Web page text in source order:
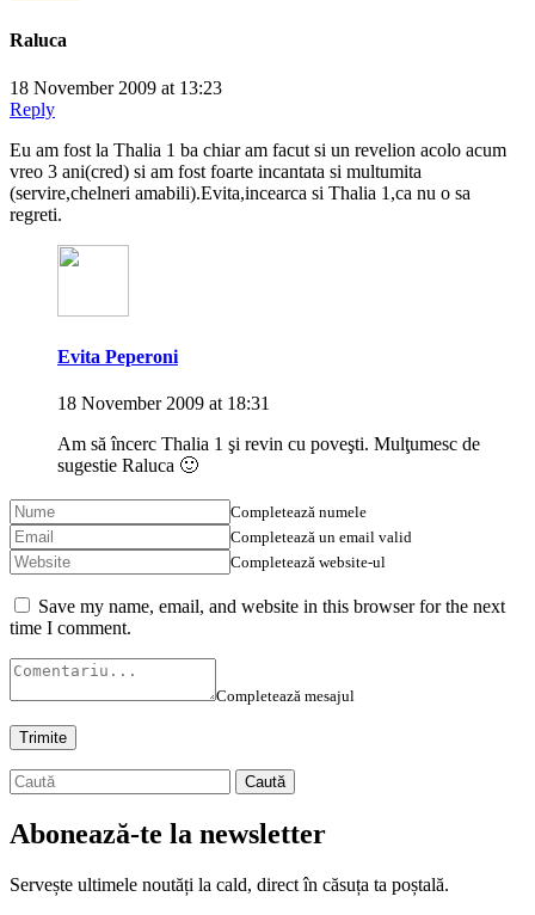
Raluca
18 November 2009 at 13:23
Reply
Eu am fost la Thalia 1 ba chiar am facut si un revelion acolo acum
vreo 3 ani(cred) si am fost foarte incantata si multumita
(servire,chelneri amabili).Evita,incearca si Thalia 1,ca nu o sa
regreti.
Evita Peperoni
18 November 2009 at 18:31
Am să încerc Thalia 1 şi revin cu poveşti. Mulţumesc de
sugestie Raluca 🙂
Completează numele
Completează un email valid
Completează website-ul
Save my name, email, and website in this browser for the next
time I comment.
Completează mesajul
Abonează-te la newsletter
Servește ultimele noutăți la cald, direct în căsuța ta poștală.